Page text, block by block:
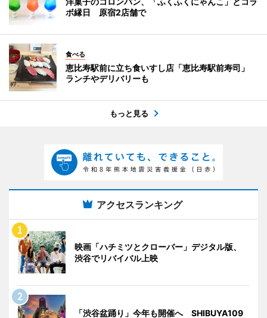
ボ縁日 原宿2店舗で
食べる
恵比寿駅前に立ち食いすし店「恵比寿駅前寿司」
ランチやデリバリーも
もっと見る
アクセスランキング
映画「ハチミツとクローバー」デジタル版、
渋谷でリバイバル上映
「渋谷盆踊り」今年も開催へ SHIBUYA109